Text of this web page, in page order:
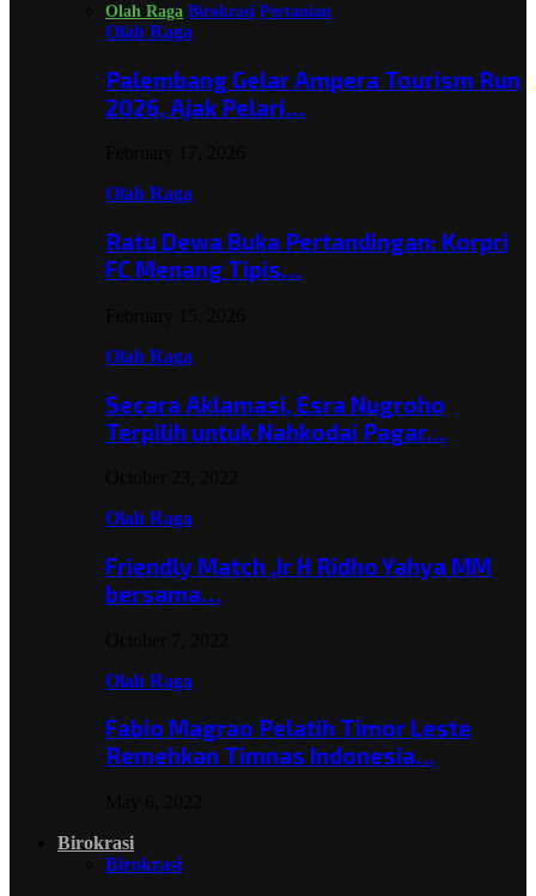
Olah Raga Birokrasi Pertanian
Olah Raga
Palembang Gelar Ampera Tourism Run
2026, Ajak Pelari…
Olah Raga
Ratu Dewa Buka Pertandingan: Korpri
FC Menang Tipis…
Olah Raga
Secara Aklamasi, Esra Nugroho
Terpilih untuk Nahkodai Pagar…
Olah Raga
Friendly Match ,Ir H Ridho Yahya MM
bersama…
Olah Raga
Fabio Magrao Pelatih Timor Leste
Remehkan Timnas Indonesia…
Birokrasi
Birokrasi